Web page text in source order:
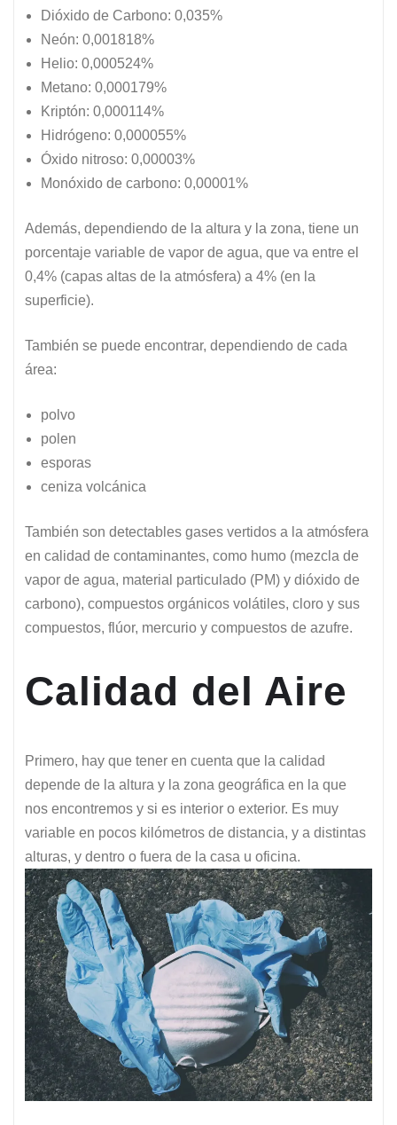
Dióxido de Carbono: 0,035%
Neón: 0,001818%
Helio: 0,000524%
Metano: 0,000179%
Kriptón: 0,000114%
Hidrógeno: 0,000055%
Óxido nitroso: 0,00003%
Monóxido de carbono: 0,00001%
Además, dependiendo de la altura y la zona, tiene un
porcentaje variable de vapor de agua, que va entre el
0,4% (capas altas de la atmósfera) a 4% (en la
superficie).
También se puede encontrar, dependiendo de cada
área:
polvo
polen
esporas
ceniza volcánica
También son detectables gases vertidos a la atmósfera
en calidad de contaminantes, como humo (mezcla de
vapor de agua, material particulado (PM) y dióxido de
carbono), compuestos orgánicos volátiles, cloro y sus
compuestos, flúor, mercurio y compuestos de azufre.
Calidad del Aire
Primero, hay que tener en cuenta que la calidad
depende de la altura y la zona geográfica en la que
nos encontremos y si es interior o exterior. Es muy
variable en pocos kilómetros de distancia, y a distintas
alturas, y dentro o fuera de la casa u oficina.